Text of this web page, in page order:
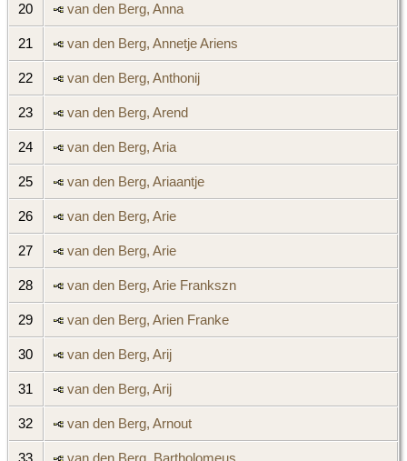
20 van den Berg, Anna
21 van den Berg, Annetje Ariens
22 van den Berg, Anthonij
23 van den Berg, Arend
24 van den Berg, Aria
25 van den Berg, Ariaantje
26 van den Berg, Arie
27 van den Berg, Arie
28 van den Berg, Arie Frankszn
29 van den Berg, Arien Franke
30 van den Berg, Arij
31 van den Berg, Arij
32 van den Berg, Arnout